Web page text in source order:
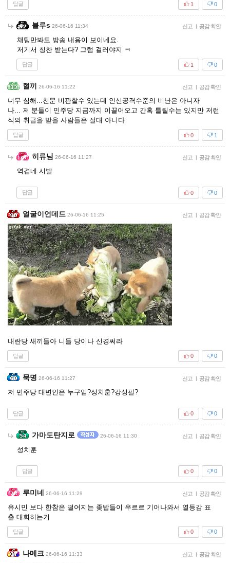
답글 0
1
블루s 26-06-16 11:34 신고 | 공감 확인
채팅만봐도 방송 내용이 보이네요.
저기서 칭찬 받는다? 그럼 걸러야지 ㅋ
답글 0
1
혈끼 26-06-16 11:22 신고 | 공감 확인
너무 심해...친문 비판할수 있는데 인신공격수준의 비난은 아니자
나... 저 분들이 민주당 지금까지 이끌어오고 간혹 틀릴수는 있지만 저런
식의 취급을 받을 사람들은 절대 아니다
답글 1
0
히류님 26-06-16 11:27 신고 | 공감 확인
역겹네 시발
답글 0
0
얼굴이언데드 26-06-16 11:25 신고 | 공감 확인
내란당 새끼들아 니들 당이나 신경써라
답글 0
0
묵명 26-06-16 11:27 신고 | 공감 확인
저 민주당 대변인은 누구임?성치훈?강성필?
답글 0
0
가마도탄지로 26-06-16 11:30 신고 | 공감 확인
성치훈
답글 0
0
루미네 26-06-16 11:29 신고 | 공감 확인
유시민 보다 한참은 떨어지는 좆밥들이 우르르 기어나와서 열등감 표
출 대회히는거
답글 0
0
나메크 26-06-16 11:33 신고 | 공감 확인